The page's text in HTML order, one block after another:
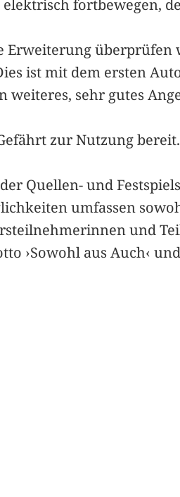
fortbewegen,
Erweiterung
ist mit dem ersten
sehr gutes
zur Nutzung
Quellen- und
umfassen
und
›Sowohl aus Auch‹